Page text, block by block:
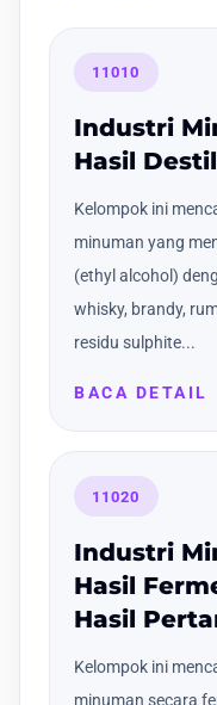
11010
Industri
Hasil
Kelompok ini
minuman yang
(ethyl alcohol)
whisky, brandy,
residu sulphite...
BACA DETAIL
11020
Industri
Hasil
Hasil
Kelompok ini
minuman secara